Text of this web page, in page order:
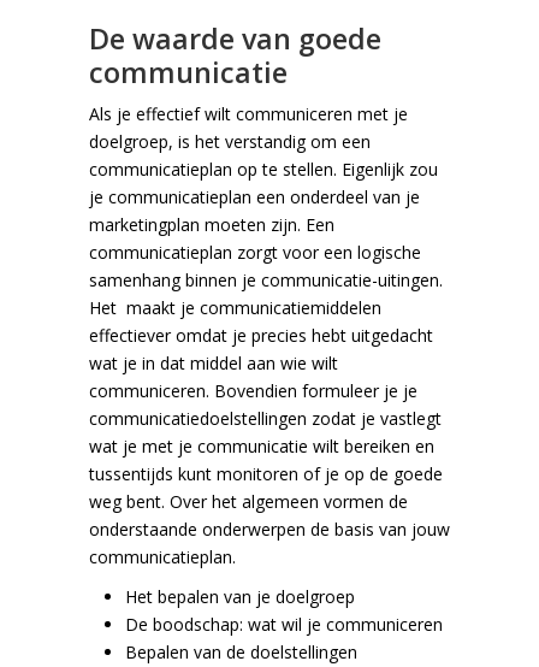
De waarde van goede
communicatie
Als je effectief wilt communiceren met je
doelgroep, is het verstandig om een
communicatieplan op te stellen. Eigenlijk zou
je communicatieplan een onderdeel van je
marketingplan moeten zijn. Een
communicatieplan zorgt voor een logische
samenhang binnen je communicatie-uitingen.
Het maakt je communicatiemiddelen
effectiever omdat je precies hebt uitgedacht
wat je in dat middel aan wie wilt
communiceren. Bovendien formuleer je je
communicatiedoelstellingen zodat je vastlegt
wat je met je communicatie wilt bereiken en
tussentijds kunt monitoren of je op de goede
weg bent. Over het algemeen vormen de
onderstaande onderwerpen de basis van jouw
communicatieplan.
Het bepalen van je doelgroep
De boodschap: wat wil je communiceren
Bepalen van de doelstellingen